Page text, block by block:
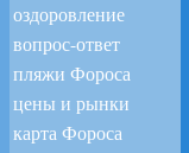
оздоровление
вопрос-ответ
пляжи Фороса
цены и рынки
карта Фороса